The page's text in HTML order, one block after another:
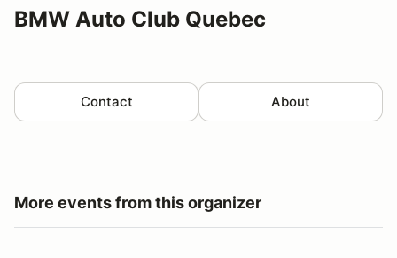
BMW Auto Club Quebec
Contact About
More events from this organizer